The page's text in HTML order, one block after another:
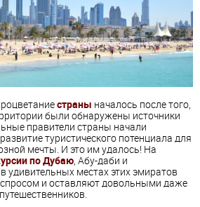
страны началось после того,
были обнаружены источники
правители страны начали
туристического потенциала для
мечты. И это им удалось! На
по Дубаю, Абу-даби и
удивительных местах этих эмиратов
и оставляют довольными даже